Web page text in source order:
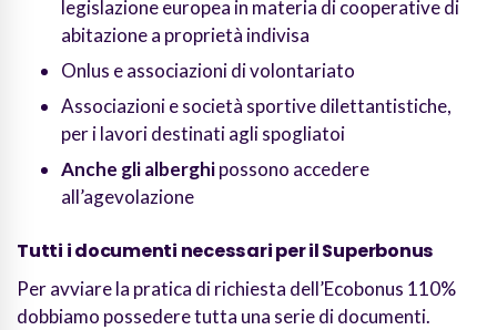
legislazione europea in materia di cooperative di
abitazione a proprietà indivisa
Onlus e associazioni di volontariato
Associazioni e società sportive dilettantistiche,
per i lavori destinati agli spogliatoi
Anche gli alberghipossono accedere
all’agevolazione
Tutti i documenti necessari per il Superbonus
Per avviare la pratica di richiesta dell’Ecobonus 110%
dobbiamo possedere tutta una serie di documenti.